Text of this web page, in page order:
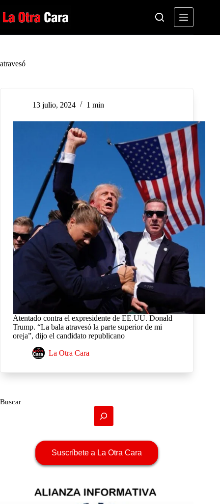
al
contenido
atravesó
13 julio, 2024 1 min
Atentado contra el expresidente de EE.UU. Donald
Trump. “La bala atravesó la parte superior de mi
oreja”, dijo el candidato republicano
La Otra Cara
Buscar
Suscríbete a La Otra Cara